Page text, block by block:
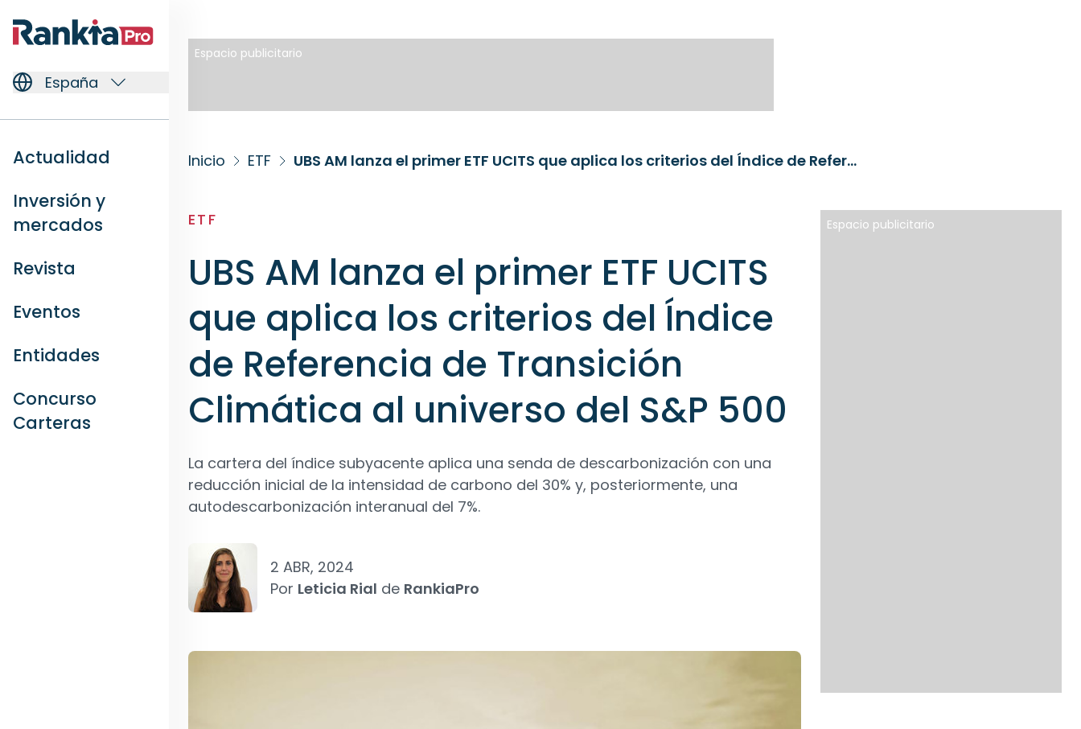
España
Actualidad
Inversión y
mercados
Revista
Eventos
Entidades
Concurso
Carteras
Espacio publicitario
Inicio ETF UBS AM lanza el primer ETF UCITS que aplica los criterios del Índice de Referencia de Transición Climática al universo del S&P 500
ETF
UBS AM lanza el primer ETF UCITS
que aplica los criterios del Índice
de Referencia de Transición
Climática al universo del S&P 500
La cartera del índice subyacente aplica una senda de descarbonización con una
reducción inicial de la intensidad de carbono del 30% y, posteriormente, una
autodescarbonización interanual del 7%.
2 ABR, 2024
Por Leticia Rial de RankiaPro
Espacio publicitario